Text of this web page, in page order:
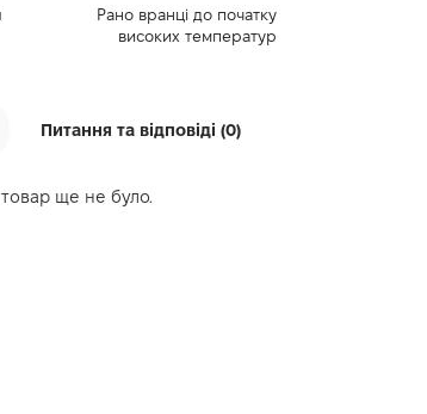
Рано вранці до початку
високих температур
Питання та відповіді (0)
товар ще не було.